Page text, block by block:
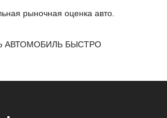
рыночная оценка авто.
АВТОМОБИЛЬ БЫСТРО